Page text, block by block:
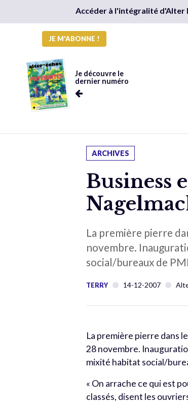
Accéder à l'intégralité d'Alter
JE M'ABONNE !
Je découvre le
dernier numéro
ARCHIVES
Business
La première pierre
novembre.
social/bureaux de
TERRY 14-12-2007
La première pierre dans
28 novembre.
mixité habitat social/
« On arrache ce qui est
classés, disent les